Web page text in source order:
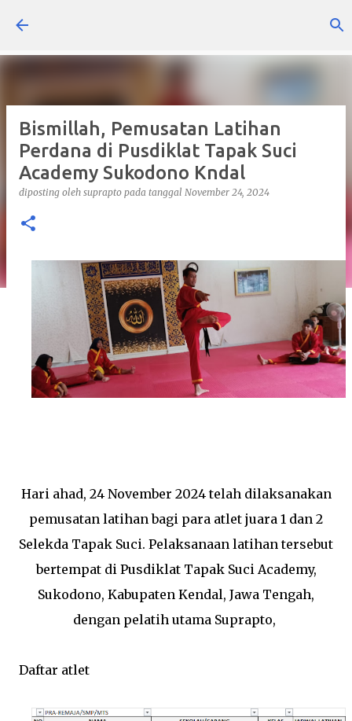
Bismillah, Pemusatan Latihan
Perdana di Pusdiklat Tapak Suci
Academy Sukodono Kndal
diposting oleh suprapto pada tanggal November 24, 2024
Hari ahad, 24 November 2024 telah dilaksanakan
pemusatan latihan bagi para atlet juara 1 dan 2
Selekda Tapak Suci. Pelaksanaan latihan tersebut
bertempat di Pusdiklat Tapak Suci Academy,
Sukodono, Kabupaten Kendal, Jawa Tengah,
dengan pelatih utama Suprapto,
Daftar atlet